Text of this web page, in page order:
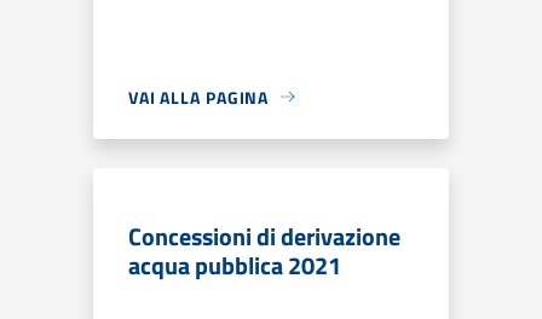
VAI ALLA PAGINA
Concessioni di derivazione
acqua pubblica 2021